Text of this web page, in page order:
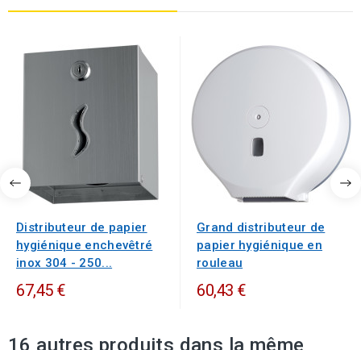
Distributeur de papier
hygiénique enchevêtré
inox 304 - 250...
67,45 €
Grand distributeur de
papier hygiénique en
rouleau
60,43 €